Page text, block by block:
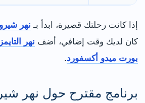
إذا كانت رحلتك قصيرة، ابدأ بـ نهر
كان لديك وقت إضافي، أضف نهر
بورت ميدو أكسفورد.
برنامج مقترح حول نهر